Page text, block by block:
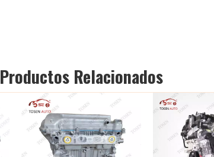
Productos Relacionados